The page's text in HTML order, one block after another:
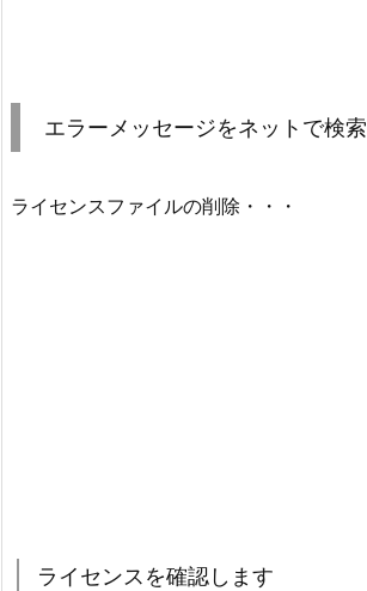
エラーメッセージをネットで検索
ライセンスファイルの削除・・・
ライセンスを確認します